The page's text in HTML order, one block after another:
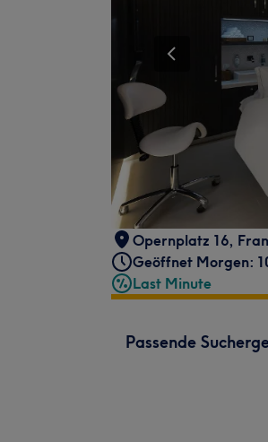
Opernplatz 16,
Geöffnet Morgen:
Last Minute
Passende